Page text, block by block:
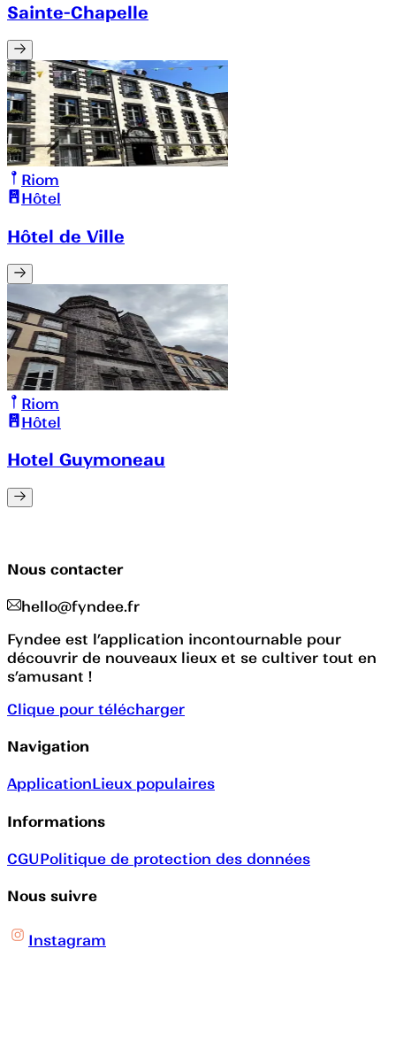
Sainte-Chapelle
Riom
Hôtel
Hôtel de Ville
Riom
Hôtel
Hotel Guymoneau
Nous contacter
hello@fyndee.fr
Fyndee est l’application incontournable pour
découvrir de nouveaux lieux et se cultiver tout en
s’amusant !
Clique pour télécharger
Navigation
ApplicationLieux populaires
Informations
CGUPolitique de protection des données
Nous suivre
Instagram